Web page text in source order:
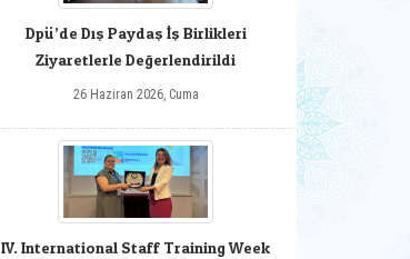
Dpü’de Dış Paydaş İş Birlikleri
Ziyaretlerle Değerlendirildi
26 Haziran 2026, Cuma
IV. International Staff Training Week